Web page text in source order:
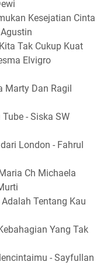
Kesejatian Cinta
Tak Cukup Kuat
Elvigro
Marty Dan Ragil
- Siska SW
London - Fahrul
Ch Michaela
Tentang Kau
Yang Tak
- Sayfullan